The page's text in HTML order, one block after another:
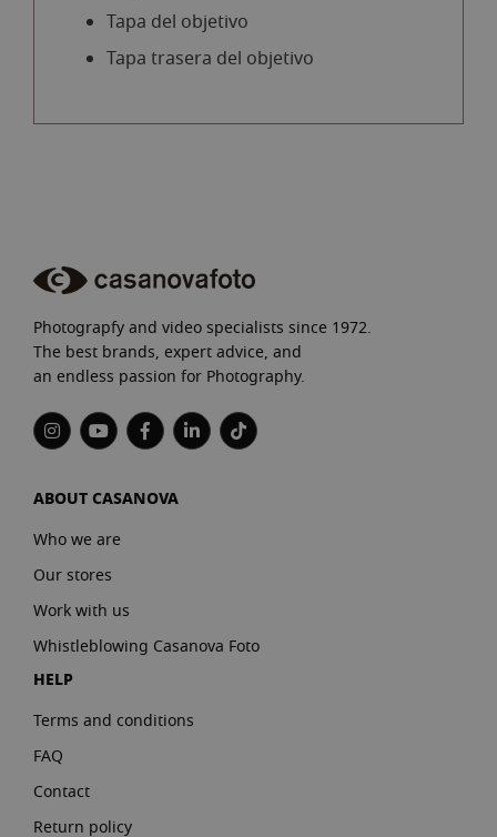
Tapa del objetivo
Tapa trasera del objetivo
Photograpfy and video specialists since 1972.
The best brands, expert advice, and
an endless passion for Photography.
ABOUT CASANOVA
Who we are
Our stores
Work with us
Whistleblowing Casanova Foto
HELP
Terms and conditions
FAQ
Contact
Return policy